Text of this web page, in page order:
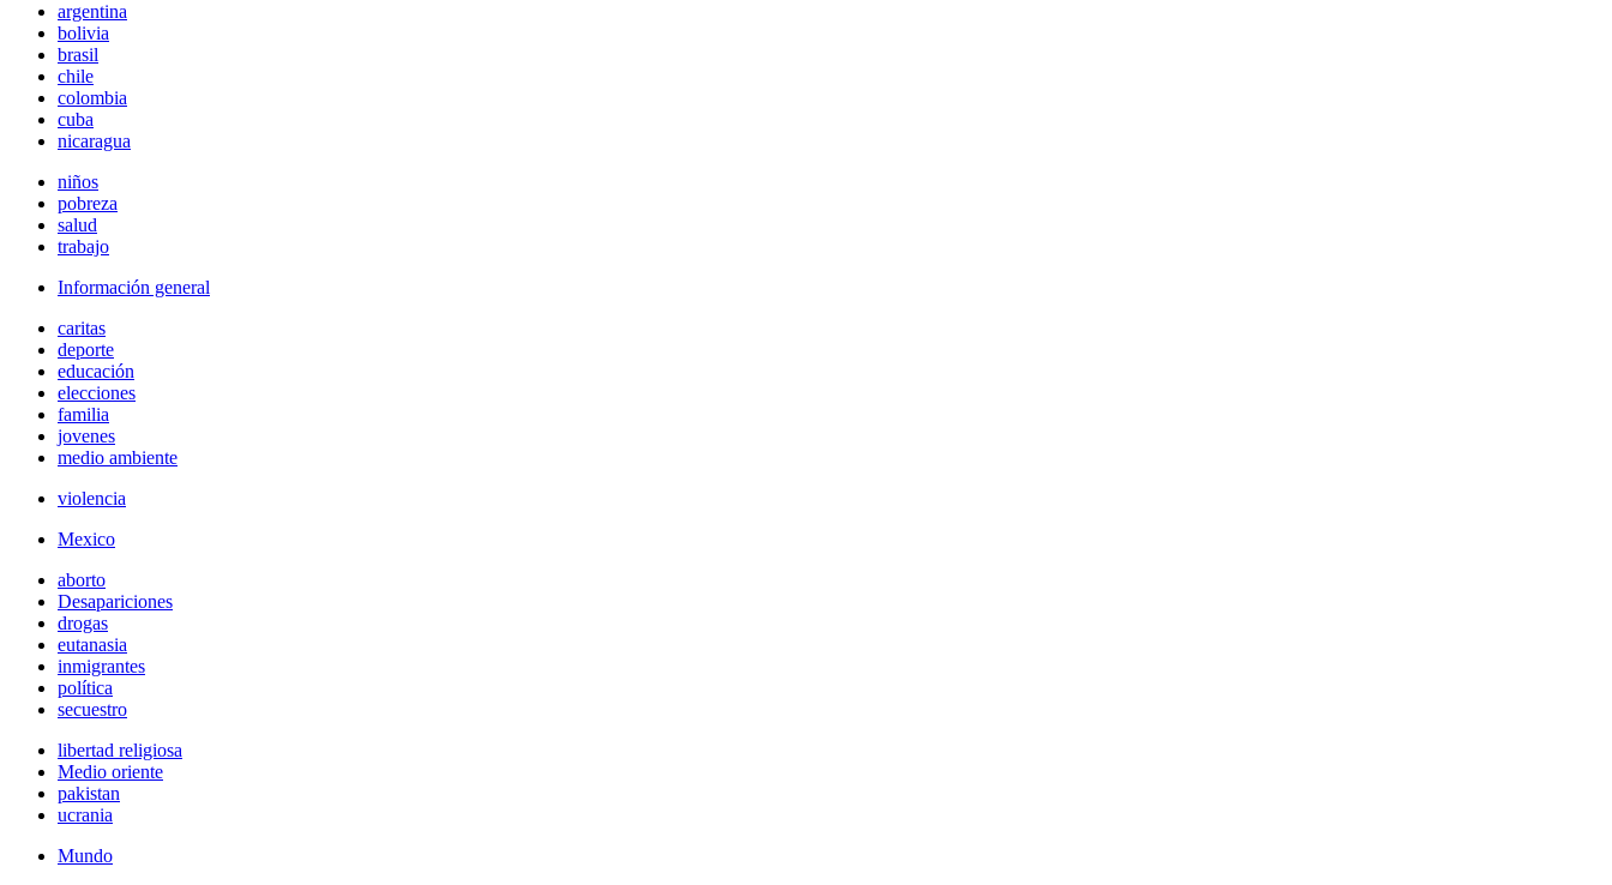
argentina
bolivia
brasil
chile
colombia
cuba
nicaragua
niños
pobreza
salud
trabajo
Información general
caritas
deporte
educación
elecciones
familia
jovenes
medio ambiente
violencia
Mexico
aborto
Desapariciones
drogas
eutanasia
inmigrantes
política
secuestro
libertad religiosa
Medio oriente
pakistan
ucrania
Mundo